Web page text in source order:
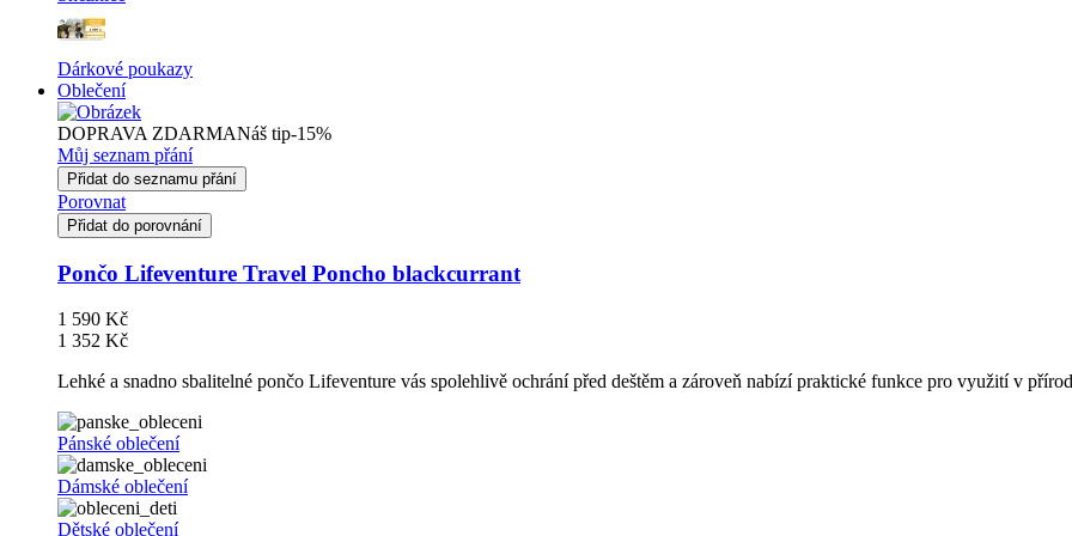
Dárkové poukazy
Oblečení
DOPRAVA ZDARMANáš tip-15%
Můj seznam přání
Přidat do seznamu přání
Porovnat
Přidat do porovnání
Pončo Lifeventure Travel Poncho blackcurrant
1 590 Kč
1 352 Kč
Lehké a snadno sbalitelné pončo Lifeventure vás spolehlivě ochrání před deštěm a zároveň nabízí praktické funkce pro využití v
Pánské oblečení
Dámské oblečení
Dětské oblečení